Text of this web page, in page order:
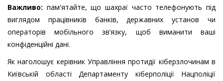
Важливо: пам'ятайте, що шахраї часто телефонують під
виглядом працівників банків, державних установ чи
операторів мобільного зв’язку, щоб виманити ваші
конфіденційні дані.
Як наголошує керівник Управління протидії кіберзлочинам в
Київській області Департаменту кіберполіції Нацполіції